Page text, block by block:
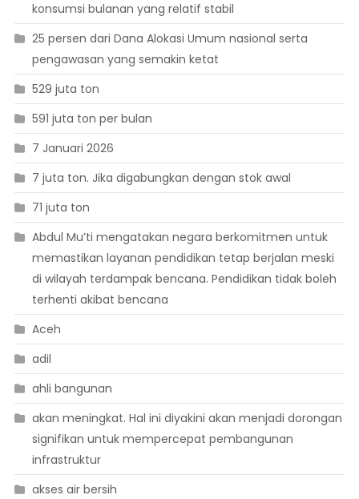
konsumsi bulanan yang relatif stabil
25 persen dari Dana Alokasi Umum nasional serta
pengawasan yang semakin ketat
529 juta ton
591 juta ton per bulan
7 Januari 2026
7 juta ton. Jika digabungkan dengan stok awal
71 juta ton
Abdul Mu’ti mengatakan negara berkomitmen untuk
memastikan layanan pendidikan tetap berjalan meski
di wilayah terdampak bencana. Pendidikan tidak boleh
terhenti akibat bencana
Aceh
adil
ahli bangunan
akan meningkat. Hal ini diyakini akan menjadi dorongan
signifikan untuk mempercepat pembangunan
infrastruktur
akses air bersih